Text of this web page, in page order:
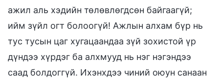
ажил аль хэдийн төлөвлөгдсөн байгаагүй;
ийм зүйл огт болоогүй! Ажлын алхам бүр нь
тус тусын цаг хугацаандаа зүй зохистой үр
дүндээ хүрдэг ба алхмууд нь нэг нэгэндээ
саад болдоггүй. Ихэнхдээ чиний оюун санаан